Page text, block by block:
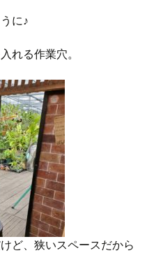
に♪
れる作業穴。
ど、狭いスペースだから